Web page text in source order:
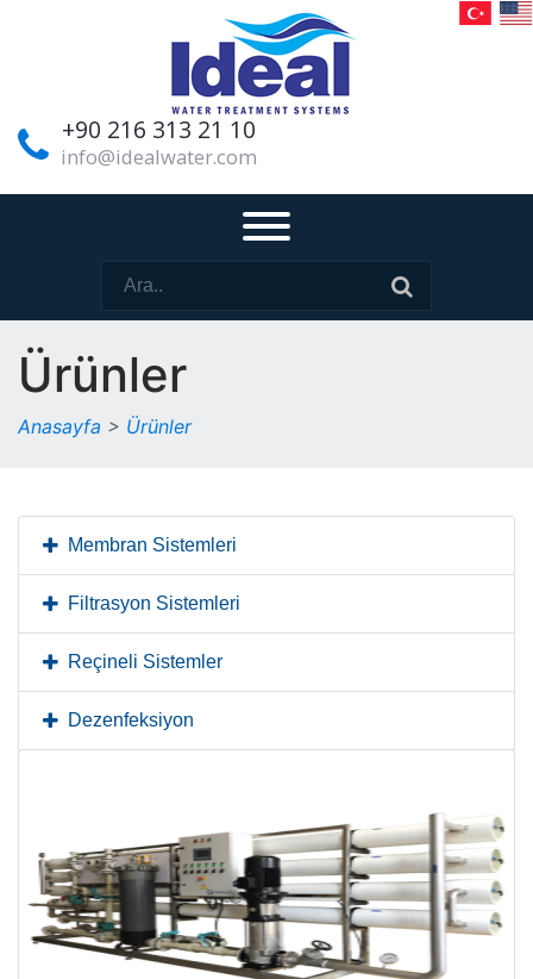
+90 216 313 21 10
info@idealwater.com
Ürünler
Anasayfa > Ürünler
Membran Sistemleri
Filtrasyon Sistemleri
Reçineli Sistemler
Dezenfeksiyon